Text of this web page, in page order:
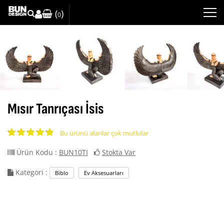
(0)
Mısır Tanrıçası İsis
Bu ürünü alanlar çok mutlular
Ürün Kodu : BUN10TI Stokta Var
Kategori : Biblo Ev Aksesuarları